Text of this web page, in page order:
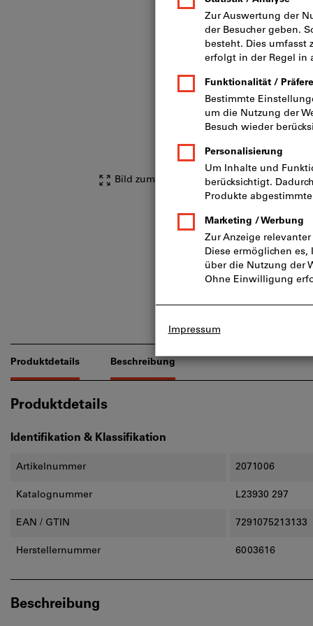
Bild zum Vergrößern anklicken
Produktdetails Beschreibung
Produktdetails
Identifikation & Klassifikation
Artikelnummer 2071006
Katalognummer L23930 297
EAN / GTIN 7291075213133
Herstellernummer 6003616
Beschreibung